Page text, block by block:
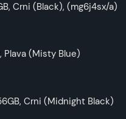
Crni (Black), (mg6j4sx/a)
Plava (Misty Blue)
Crni (Midnight Black)